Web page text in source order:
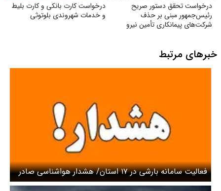
درخواست تحقق دستور صریح
رئیس‌جمهور مبنی بر حذف
شرکت‌های پیمانکاری تأمین نیرو
درخواست کارت بانکی و کارت بلیط
و خدمات شهروندی بلوتوثی
خبرهای مرتبط
فعالیت سامانه بارشی در ۱۷ استان/ هشدار هواشناسی صادر
شد